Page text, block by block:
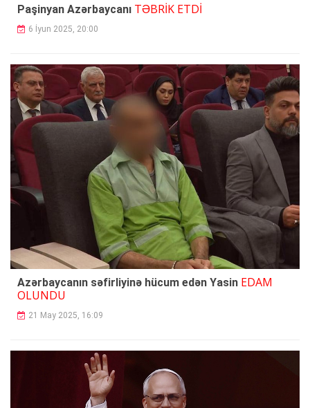
Paşinyan Azərbaycanı TƏBRİK ETDİ
6 İyun 2025, 20:00
Azərbaycanın səfirliyinə hücum edən Yasin EDAM
OLUNDU
21 May 2025, 16:09